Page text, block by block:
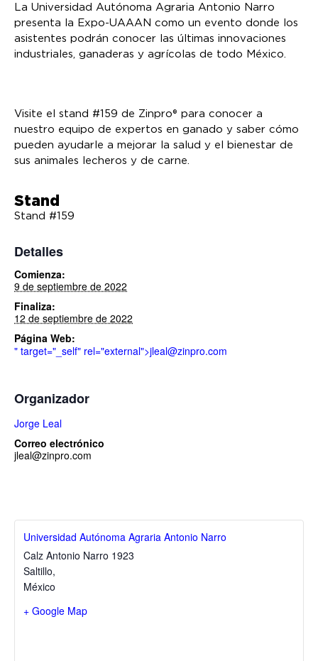
La Universidad Autónoma Agraria Antonio Narro
presenta la Expo-UAAAN como un evento donde los
asistentes podrán conocer las últimas innovaciones
industriales, ganaderas y agrícolas de todo México.
Visite el stand #159 de Zinpro® para conocer a
nuestro equipo de expertos en ganado y saber cómo
pueden ayudarle a mejorar la salud y el bienestar de
sus animales lecheros y de carne.
Stand
Stand #159
Detalles
Comienza:
9 de septiembre de 2022
Finaliza:
12 de septiembre de 2022
Página Web:
" target="_self" rel="external">jleal@zinpro.com
Organizador
Jorge Leal
Correo electrónico
jleal@zinpro.com
Universidad Autónoma Agraria Antonio Narro
Calz Antonio Narro 1923
Saltillo,
México
+ Google Map